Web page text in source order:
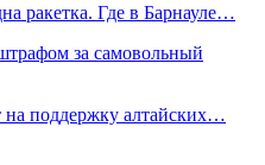
ракетка. Где в Барнауле…
за самовольный
поддержку алтайских…